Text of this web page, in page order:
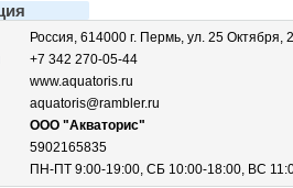
Россия, 614000 г. Пермь, ул. 25 Октября,
+7 342 270-05-44
www.aquatoris.ru
aquatoris@rambler.ru
ООО "Акваторис"
5902165835
ПН-ПТ 9:00-19:00, СБ 10:00-18:00, ВС